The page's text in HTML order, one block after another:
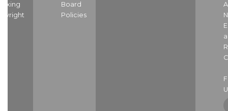
Board
Policies